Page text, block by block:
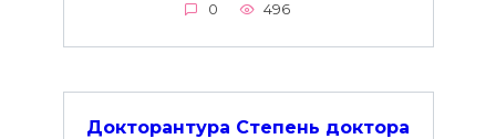
0 496
Докторантура Степень доктора